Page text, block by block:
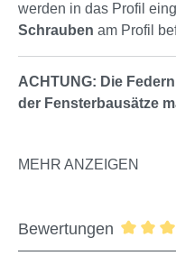
werden in das Profil
Schrauben am Profil
ACHTUNG: Die
der Fensterbausätze
MEHR ANZEIGEN
Bewertungen